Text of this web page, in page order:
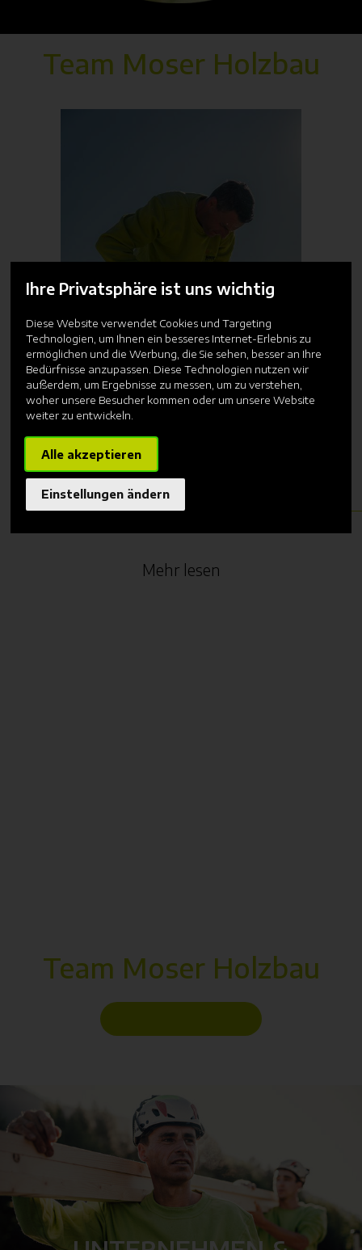
Ihre Privatsphäre ist uns wichtig
Diese Website verwendet Cookies und Targeting
Technologien, um Ihnen ein besseres Internet-Erlebnis zu
ermöglichen und die Werbung, die Sie sehen, besser an Ihre
Bedürfnisse anzupassen. Diese Technologien nutzen wir
außerdem, um Ergebnisse zu messen, um zu verstehen,
woher unsere Besucher kommen oder um unsere Website
weiter zu entwickeln.
Alle akzeptieren
Einstellungen ändern
Team Moser Holzbau
3 4
Mehr lesen
Team Moser Holzbau